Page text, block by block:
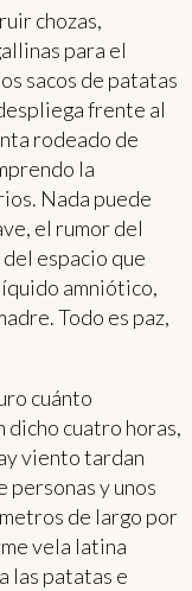
chozas,
para el
sacos de patatas
frente al
rodeado de
la
Nada puede
el rumor del
espacio que
amniótico,
Todo es paz,
cuánto
dicho cuatro horas,
viento tardan
personas y unos
de largo por
vela latina
las patatas e